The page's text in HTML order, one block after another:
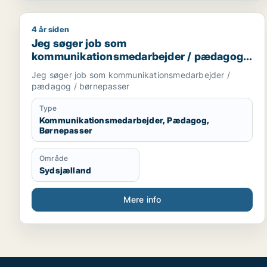
Jeg søger job som kommunikationsmedarbejder /
4 år siden
Jeg søger job som
kommunikationsmedarbejder / pædagog /
børnepasser
Jeg søger job som kommunikationsmedarbejder /
pædagog / børnepasser
Type
Kommunikationsmedarbejder, Pædagog,
Børnepasser
Område
Sydsjælland
Mere info